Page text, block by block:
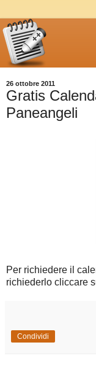
26 ottobre 2011
Gratis
Paneangeli
Per richiedere il
richiederlo cliccare
Condividi